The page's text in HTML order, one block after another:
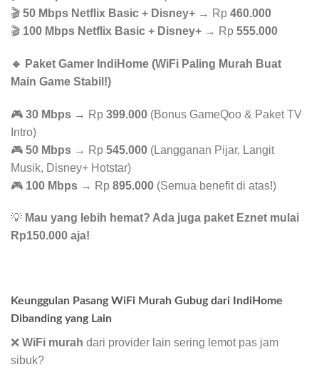
🎬 50 Mbps Netflix Basic + Disney+ → Rp 460.000
🎬 100 Mbps Netflix Basic + Disney+ → Rp 555.000
🔹 Paket Gamer IndiHome (WiFi Paling Murah Buat
Main Game Stabil!)
🎮 30 Mbps → Rp 399.000 (Bonus GameQoo & Paket TV
Intro)
🎮 50 Mbps → Rp 545.000 (Langganan Pijar, Langit
Musik, Disney+ Hotstar)
🎮 100 Mbps → Rp 895.000 (Semua benefit di atas!)
💡 Mau yang lebih hemat? Ada juga paket Eznet mulai
Rp150.000 aja!
Keunggulan Pasang WiFi Murah Gubug dari IndiHome
Dibanding yang Lain
❌ WiFi murah dari provider lain sering lemot pas jam
sibuk?